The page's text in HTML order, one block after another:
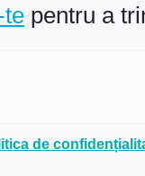
te pentru a
de